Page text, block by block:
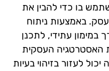
בו כדי להבין את
באמצעות ניתוח
במימון עתידי, לתכנן
האסטרטגיה העסקית
לעזור בזיהוי בעיות